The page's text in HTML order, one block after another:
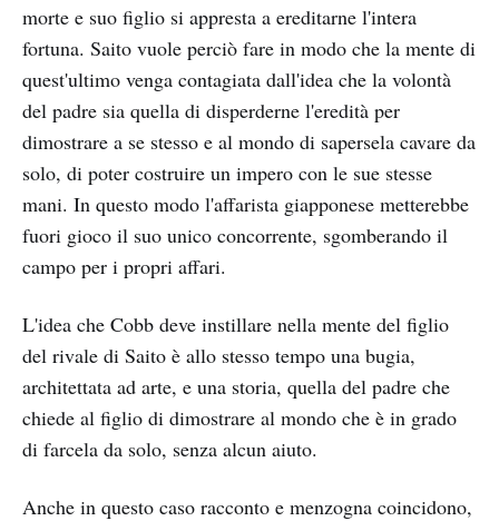
morte e suo figlio si appresta a ereditarne l'intera
fortuna. Saito vuole perciò fare in modo che la mente di
quest'ultimo venga contagiata dall'idea che la volontà
del padre sia quella di disperderne l'eredità per
dimostrare a se stesso e al mondo di sapersela cavare da
solo, di poter costruire un impero con le sue stesse
mani. In questo modo l'affarista giapponese metterebbe
fuori gioco il suo unico concorrente, sgomberando il
campo per i propri affari.
L'idea che Cobb deve instillare nella mente del figlio
del rivale di Saito è allo stesso tempo una bugia,
architettata ad arte, e una storia, quella del padre che
chiede al figlio di dimostrare al mondo che è in grado
di farcela da solo, senza alcun aiuto.
Anche in questo caso racconto e menzogna coincidono,